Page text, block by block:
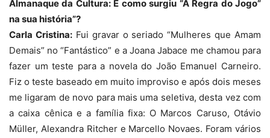
Almanaque da Cultura: E como surgiu “A Regra do Jogo”
na sua história”?
Carla Cristina:Fui gravar o seriado “Mulheres que Amam
Demais” no “Fantástico” e a Joana Jabace me chamou para
fazer um teste para a novela do João Emanuel Carneiro.
Fiz o teste baseado em muito improviso e após dois meses
me ligaram de novo para mais uma seletiva, desta vez com
a caixa cênica e a família fixa: O Marcos Caruso, Otávio
Müller, Alexandra Ritcher e Marcello Novaes. Foram vários